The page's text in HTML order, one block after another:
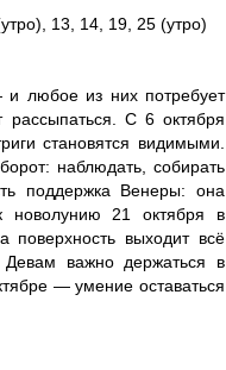
13, 14, 19, 25 (утро)
любое из них потребует
рассыпаться. С 6 октября
становятся видимыми.
наблюдать, собирать
поддержка Венеры: она
новолунию 21 октября в
выходит всё
Девам важно держаться в
— умение оставаться